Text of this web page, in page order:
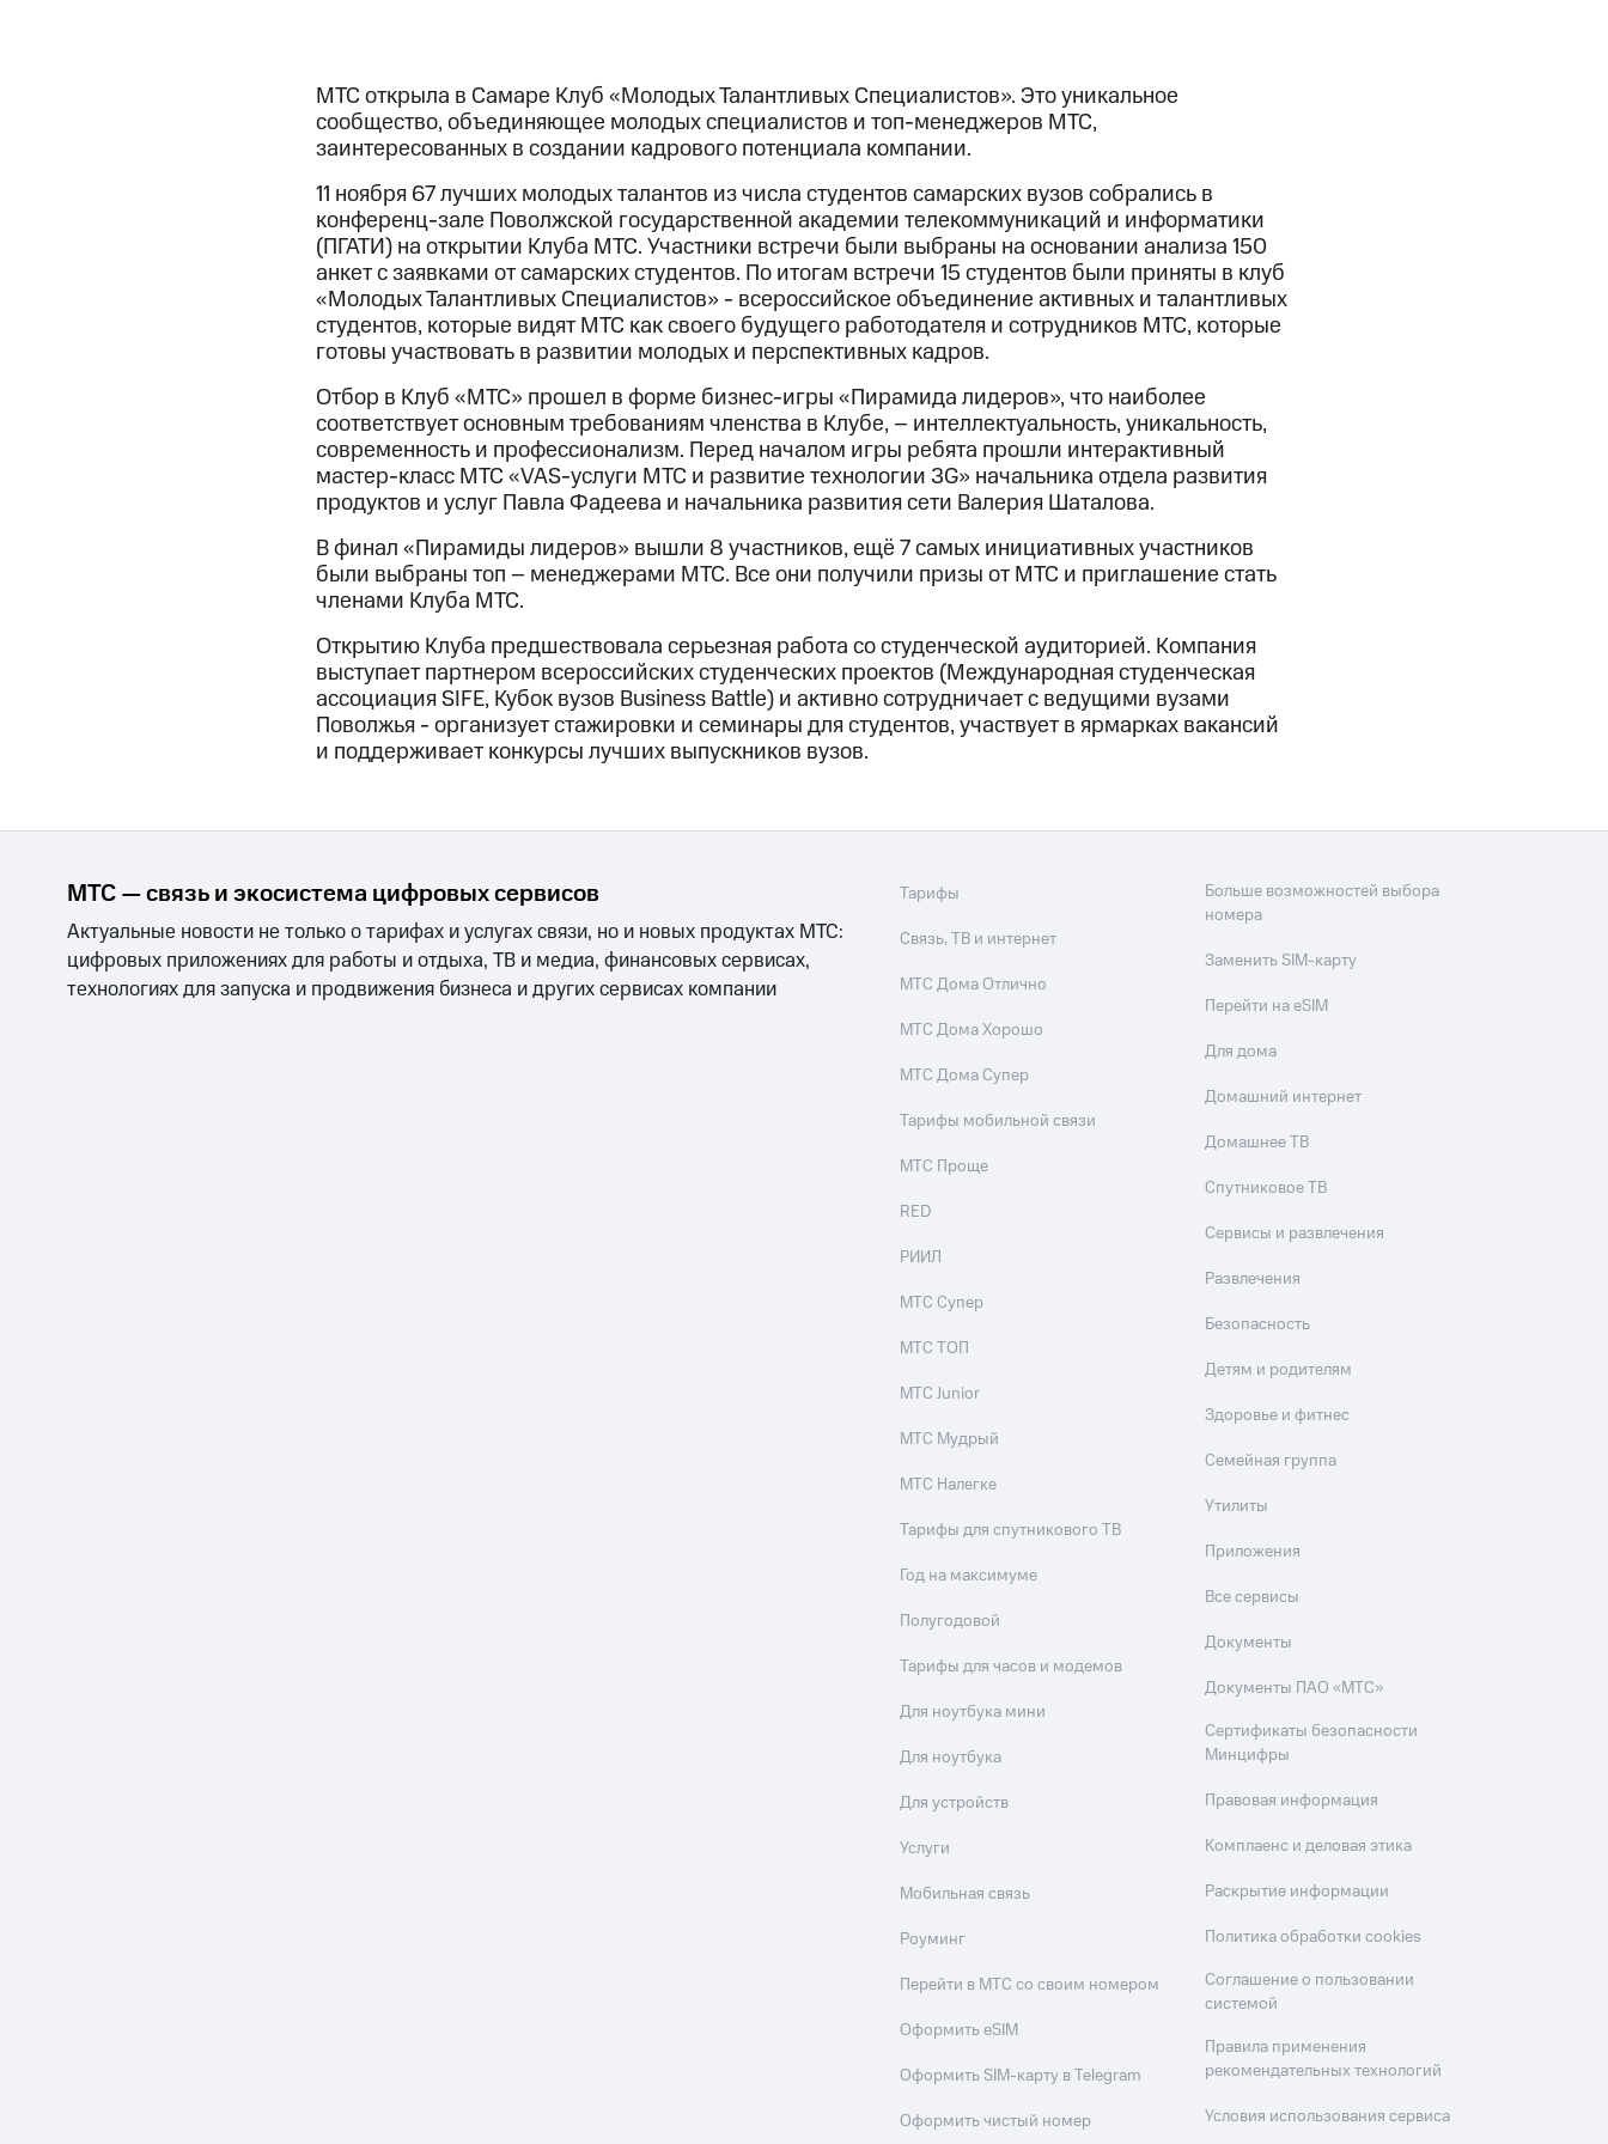
МТС открыла в Самаре Клуб «Молодых Талантливых Специалистов». Это уникальное
сообщество, объединяющее молодых специалистов и топ-менеджеров МТС,
заинтересованных в создании кадрового потенциала компании.
11 ноября 67 лучших молодых талантов из числа студентов самарских вузов собрались в
конференц-зале Поволжской государственной академии телекоммуникаций и информатики
(ПГАТИ) на открытии Клуба МТС. Участники встречи были выбраны на основании анализа 150
анкет с заявками от самарских студентов. По итогам встречи 15 студентов были приняты в клуб
«Молодых Талантливых Специалистов» - всероссийское объединение активных и талантливых
студентов, которые видят МТС как своего будущего работодателя и сотрудников МТС, которые
готовы участвовать в развитии молодых и перспективных кадров.
Отбор в Клуб «МТС» прошел в форме бизнес-игры «Пирамида лидеров», что наиболее
соответствует основным требованиям членства в Клубе, – интеллектуальность, уникальность,
современность и профессионализм. Перед началом игры ребята прошли интерактивный
мастер-класс МТС «VAS-услуги МТС и развитие технологии 3G» начальника отдела развития
продуктов и услуг Павла Фадеева и начальника развития сети Валерия Шаталова.
В финал «Пирамиды лидеров» вышли 8 участников, ещё 7 самых инициативных участников
были выбраны топ – менеджерами МТС. Все они получили призы от МТС и приглашение стать
членами Клуба МТС.
Открытию Клуба предшествовала серьезная работа со студенческой аудиторией. Компания
выступает партнером всероссийских студенческих проектов (Международная студенческая
ассоциация SIFE, Кубок вузов Business Battle) и активно сотрудничает с ведущими вузами
Поволжья - организует стажировки и семинары для студентов, участвует в ярмарках вакансий
и поддерживает конкурсы лучших выпускников вузов.
МТС — связь и экосистема цифровых сервисов
Актуальные новости не только о тарифах и услугах связи, но и новых продуктах МТС:
цифровых приложениях для работы и отдыха, ТВ и медиа, финансовых сервисах,
технологиях для запуска и продвижения бизнеса и других сервисах компании
Тарифы
Связь, ТВ и интернет
МТС Дома Отлично
МТС Дома Хорошо
МТС Дома Супер
Тарифы мобильной связи
МТС Проще
RED
РИИЛ
МТС Супер
МТС ТОП
МТС Junior
МТС Мудрый
МТС Налегке
Тарифы для спутникового ТВ
Год на максимуме
Полугодовой
Тарифы для часов и модемов
Для ноутбука мини
Для ноутбука
Для устройств
Услуги
Мобильная связь
Роуминг
Перейти в МТС со своим номером
Оформить eSIM
Оформить SIM-карту в Telegram
Оформить чистый номер
Больше возможностей выбора
номера
Заменить SIM-карту
Перейти на eSIM
Для дома
Домашний интернет
Домашнее ТВ
Спутниковое ТВ
Сервисы и развлечения
Развлечения
Безопасность
Детям и родителям
Здоровье и фитнес
Семейная группа
Утилиты
Приложения
Все сервисы
Документы
Документы ПАО «МТС»
Сертификаты безопасности
Минцифры
Правовая информация
Комплаенс и деловая этика
Раскрытие информации
Политика обработки cookies
Соглашение о пользовании
системой
Правила применения
рекомендательных технологий
Условия использования сервиса